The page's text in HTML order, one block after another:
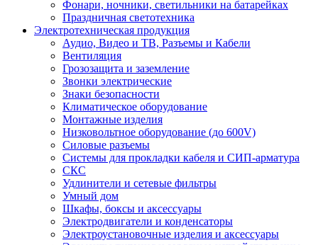
Фонари, ночники, светильники на батарейках
Праздничная светотехника
Электротехническая продукция
Аудио, Видео и ТВ, Разъемы и Кабели
Вентиляция
Грозозащита и заземление
Звонки электрические
Знаки безопасности
Климатическое оборудование
Монтажные изделия
Низковольтное оборудование (до 600V)
Силовые разъемы
Системы для прокладки кабеля и СИП-арматура
СКС
Удлинители и сетевые фильтры
Умный дом
Шкафы, боксы и аксессуары
Электродвигатели и конденсаторы
Электроустановочные изделия и аксессуары